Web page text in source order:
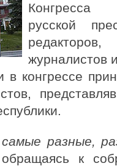
Конгресса
русской
журналистов
конгрессе
разные,
к